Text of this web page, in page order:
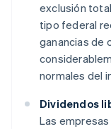
exclusión
tipo federal
ganancias de
normales del
Dividendos
Las